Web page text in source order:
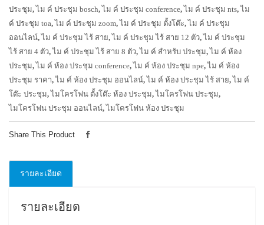
ประชุม,ไม ค์ ประชุม bosch,ไม ค์ ประชุม conference,ไม ค์ ประชุม nts,ไม
ค์ ประชุม toa,ไม ค์ ประชุม zoom,ไม ค์ ประชุม ตั้งโต๊ะ,ไม ค์ ประชุม
ออนไลน์,ไม ค์ ประชุม ไร้ สาย,ไม ค์ ประชุม ไร้ สาย 12 ตัว,ไม ค์ ประชุม
ไร้ สาย 4 ตัว,ไม ค์ ประชุม ไร้ สาย 8 ตัว,ไม ค์ สำหรับ ประชุม,ไม ค์ ห้อง
ประชุม,ไม ค์ ห้อง ประชุม conference,ไม ค์ ห้อง ประชุม npe,ไม ค์ ห้อง
ประชุม ราคา,ไม ค์ ห้อง ประชุม ออนไลน์,ไม ค์ ห้อง ประชุม ไร้ สาย,ไม ค์
โต๊ะ ประชุม,ไมโครโฟน ตั้งโต๊ะ ห้อง ประชุม,ไมโครโฟน ประชุม,
ไมโครโฟน ประชุม ออนไลน์,ไมโครโฟน ห้อง ประชุม
Share This Product
รายละเอียด
รายละเอียด